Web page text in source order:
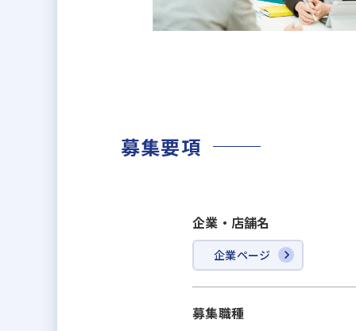
募集要項
企業・店舗名
企業ページ
募集職種